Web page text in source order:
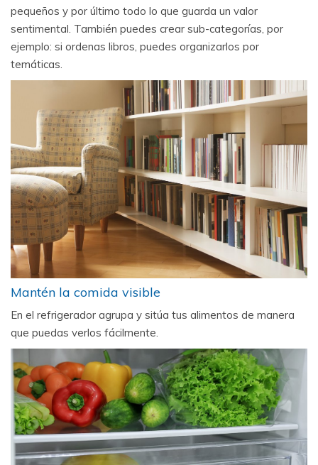
pequeños y por último todo lo que guarda un valor
sentimental. También puedes crear sub-categorías, por
ejemplo: si ordenas libros, puedes organizarlos por
temáticas.
Mantén la comida visible
En el refrigerador agrupa y sitúa tus alimentos de manera
que puedas verlos fácilmente.